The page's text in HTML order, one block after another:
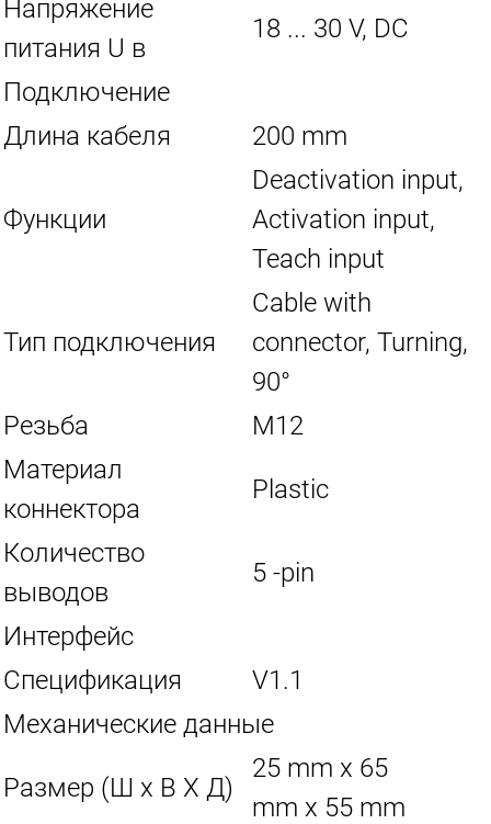
Напряжение
питания U в
18 ... 30 V, DC
Подключение
Длина кабеля
200 mm
Функции
Deactivation input,
Activation input,
Teach input
Тип подключения
Cable with
connector, Turning,
90°
Резьба
M12
Материал
коннектора
Plastic
Количество
выводов
5 -pin
Интерфейс
Спецификация
V1.1
Механические данные
Размер (Ш x В X Д)
25 mm x 65
mm x 55 mm